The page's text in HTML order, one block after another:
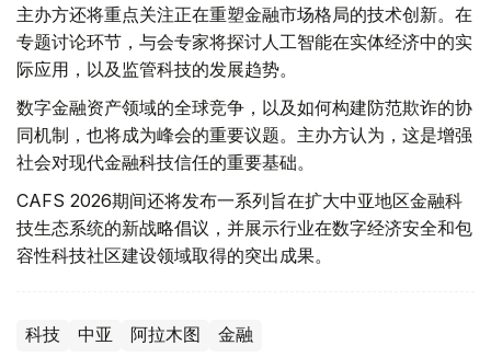
主办方还将重点关注正在重塑金融市场格局的技术创新。在
专题讨论环节，与会专家将探讨人工智能在实体经济中的实
际应用，以及监管科技的发展趋势。
数字金融资产领域的全球竞争，以及如何构建防范欺诈的协
同机制，也将成为峰会的重要议题。主办方认为，这是增强
社会对现代金融科技信任的重要基础。
CAFS 2026期间还将发布一系列旨在扩大中亚地区金融科
技生态系统的新战略倡议，并展示行业在数字经济安全和包
容性科技社区建设领域取得的突出成果。
科技 中亚 阿拉木图 金融